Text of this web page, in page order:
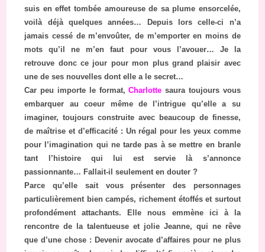
suis en effet tombée amoureuse de sa plume ensorcelée,
voilà déjà quelques années… Depuis lors celle-ci n’a
jamais cessé de m’envoûter, de m’emporter en moins de
mots qu’il ne m’en faut pour vous l’avouer… Je la
retrouve donc ce jour pour mon plus grand plaisir avec
une de ses nouvelles dont elle a le secret…
Car peu importe le format,Charlotte saura toujours vous
embarquer au coeur même de l’intrigue qu’elle a su
imaginer, toujours construite avec beaucoup de finesse,
de maîtrise et d’efficacité : Un régal pour les yeux comme
pour l’imagination qui ne tarde pas à se mettre en branle
tant l’histoire qui lui est servie là s’annonce
passionnante… Fallait-il seulement en douter ?
Parce qu’elle sait vous présenter des personnages
particulièrement bien campés, richement étoffés et surtout
profondément attachants. Elle nous emmène ici à la
rencontre de la talentueuse et jolie Jeanne, qui ne rêve
que d’une chose : Devenir avocate d’affaires pour ne plus